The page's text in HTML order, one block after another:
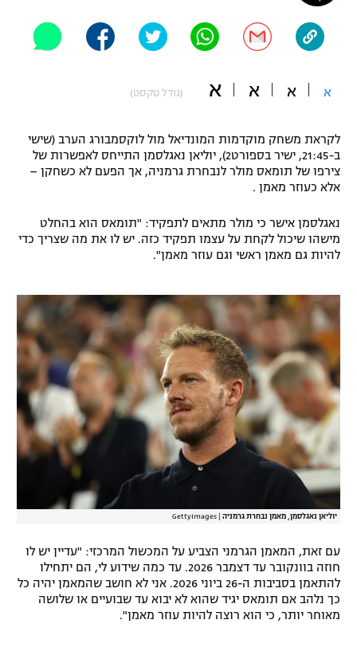
"מחצית בשכונה" – פודקאסט
תקנון עבור פעילות אלקטרה
טניס
גיימינג E-Sports
תנאי שימוש
מדיניות פרטיות
תקנון פעילות ספורט 1
רשיון להקרנה פומבית לבית עסק
הצטרפות לחבילת הערוצים
לוח דרושים – ג'ובנט
תגיות
אופניים
פוטבול אמריקאי NFL
בייסבול MLB
ספורט אתגרי ואקסטרים
אומנויות לחימה
גיימינג E-Sports
א א א א (גודל טקסט)
לקראת משחק מוקדמות המונדיאל מול לוקסמבורג הערב (שישי
ב-21:45, ישיר בספורט2), יוליאן נאגלסמן התייחס לאפשרות של
צירפו של תומאס מולר לנבחרת גרמניה, אך הפעם לא כשחקן –
אלא כעוזר מאמן .
נאגלסמן אישר כי מולר מתאים לתפקיד: "תומאס הוא בהחלט
מישהו שיכול לקחת על עצמו תפקיד כזה. יש לו את מה שצריך כדי
להיות גם מאמן ראשי וגם עוזר מאמן".
יוליאן נאגלסמן, מאמן נבחרת גרמניה GettyImages
עם זאת, המאמן הגרמני הצביע על המכשול המרכזי: "עדיין יש לו
חוזה בוונקובר עד דצמבר 2026. עד כמה שידוע לי, הם יתחילו
להתאמן בסביבות ה-26 ביוני 2026. אני לא חושב שהמאמן יהיה כל
כך נלהב אם תומאס יגיד שהוא לא יבוא עד שבועיים או שלושה
מאוחר יותר, כי הוא רוצה להיות עוזר מאמן".